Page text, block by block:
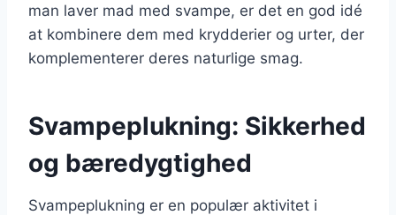
man laver mad med svampe, er det en god idé
at kombinere dem med krydderier og urter, der
komplementerer deres naturlige smag.
Svampeplukning: Sikkerhed
og bæredygtighed
Svampeplukning er en populær aktivitet i